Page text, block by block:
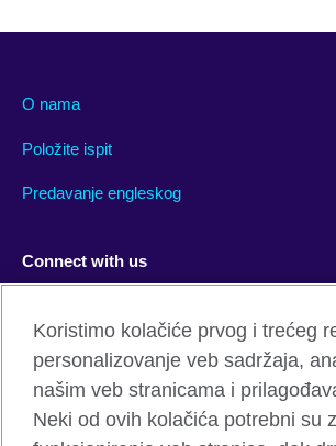
O nama
Položite ispit
Predavanje engleskog
Connect with us
YouTube Flickr
TikTok
Koristimo kolačiće prvog i trećeg
personalizovanje veb sadržaja,
našim veb stranicama i
Neki od ovih kolačića potrebni su